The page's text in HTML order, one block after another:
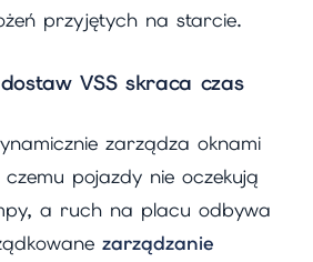
przyjętych na starcie.
VSS skraca czas
zarządza oknami
pojazdy nie oczekują
a ruch na placu odbywa
zarządzanie